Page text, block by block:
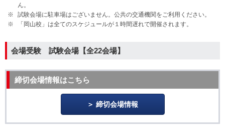
ん。
試験会場に駐車場はございません。公共の交通機関をご利用ください。
「岡山校」は全てのスケジュールが１時間遅れで開催されます。
会場受験 試験会場【全22会場】
締切会場情報はこちら
締切会場情報